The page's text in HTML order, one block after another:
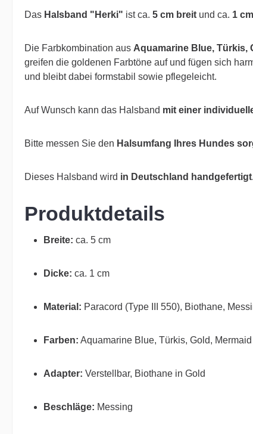
Das Halsband "Herki" ist ca. 5 cm breit und ca. 1
Die Farbkombination aus Aquamarine Blue, Türkis,
greifen die goldenen Farbtöne auf und fügen sich
und bleibt dabei formstabil sowie pflegeleicht.
Auf Wunsch kann das Halsband mit einer
Bitte messen Sie den Halsumfang Ihres Hundes
Dieses Halsband wird in Deutschland handgefertigt.
Produktdetails
Breite: ca. 5 cm
Dicke: ca. 1 cm
Material: Paracord (Type III 550), Biothane,
Farben: Aquamarine Blue, Türkis, Gold, Mermaid
Adapter: Verstellbar, Biothane in Gold
Beschläge: Messing